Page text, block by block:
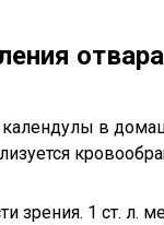
в
зрения. 1 ст. л.